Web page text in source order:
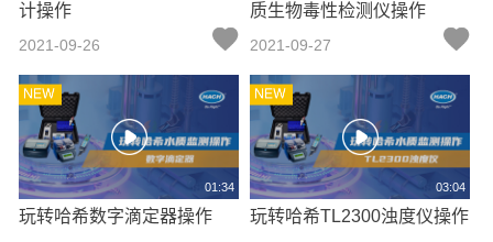
计操作
2021-09-26
质生物毒性检测仪操作
2021-09-27
01:34
玩转哈希数字滴定器操作
03:04
玩转哈希TL2300浊度仪操作